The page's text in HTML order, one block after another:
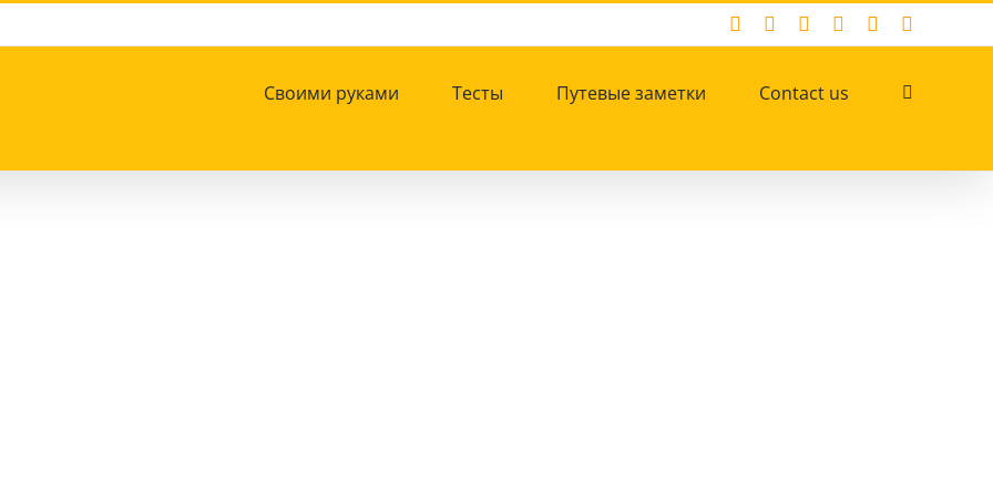
Facebook InstagramPinterestYouTube
Своими руками Тесты Путевые заметки Contact us